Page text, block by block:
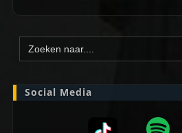
Zoek
naar:
Social Media